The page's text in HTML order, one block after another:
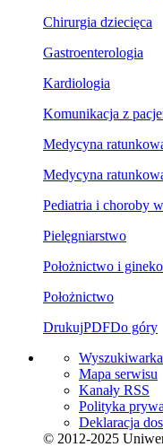
Chirurgia dziecięca
Gastroenterologia
Kardiologia
Komunikacja z
Medycyna
Medycyna
Pediatria i choroby
Pielęgniarstwo
Położnictwo i
Położnictwo
DrukujPDFDo góry
Mapa serwisu
Kanały RSS
Polityka
Deklaracja
© 2012-2025